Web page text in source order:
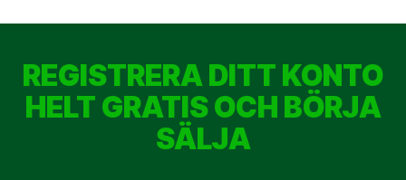
REGISTRERA DITT KONTO
HELT GRATIS OCH BÖRJA
SÄLJA